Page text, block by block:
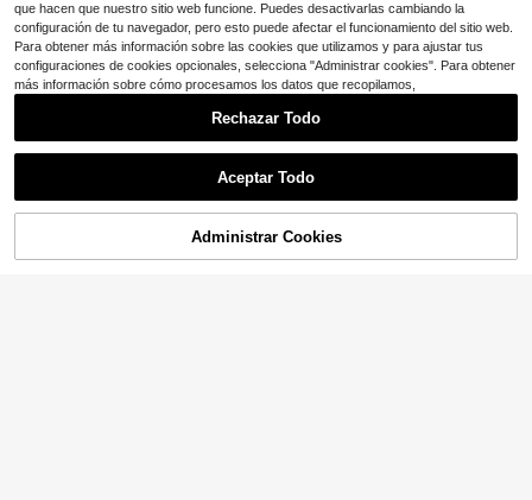
¡54% DE DESCUENTO!
que hacen que nuestro sitio web funcione. Puedes desactivarlas cambiando la
configuración de tu navegador, pero esto puede afectar el funcionamiento del sitio web.
Para obtener más información sobre las cookies que utilizamos y para ajustar tus
configuraciones de cookies opcionales, selecciona "Administrar cookies". Para obtener
más información sobre cómo procesamos los datos que recopilamos,
Rechazar Todo
Aceptar Todo
Administrar Cookies